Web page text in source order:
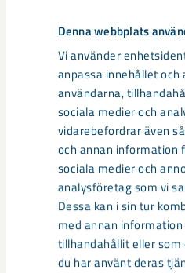
Denna webbplats
Vi använder
anpassa innehållet och
användarna,
sociala medier och
vidarebefordrar även
och annan information
sociala medier och
analysföretag som vi
Dessa kan i sin tur
med annan
tillhandahållit eller
du har använt deras
Sibirien-området i
centrum
Under sommaren 2026
gamla Kiruna centrum på
– bland annat ...